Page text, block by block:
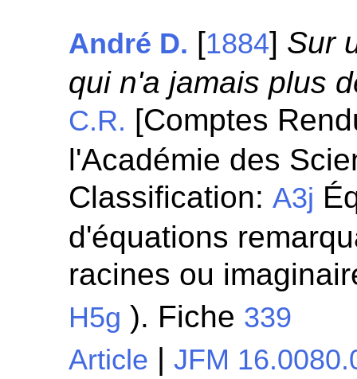
André D. [1884] Sur
qui n'a jamais plus
C.R. [Comptes
l'Académie des
Classification:A3j
d'équations
racines ou
H5g ). Fiche 339
Article |JFM